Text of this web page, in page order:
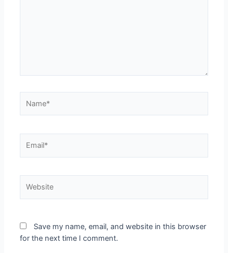
Save my name, email, and website in this browser
for the next time I comment.